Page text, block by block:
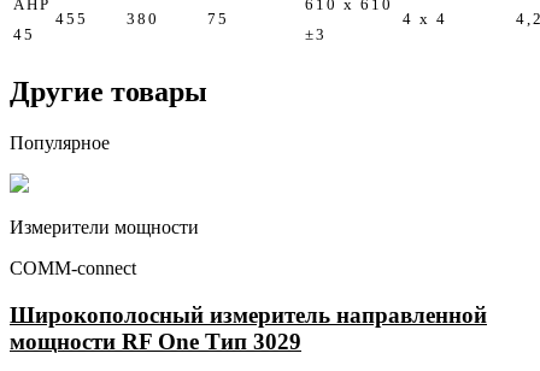
AHP
45
455 380 75
610 x 610
±3
4 x 4
Другие товары
Популярное
Измерители мощности
COMM-connect
Широкополосный измеритель направленной
мощности RF One Тип 3029